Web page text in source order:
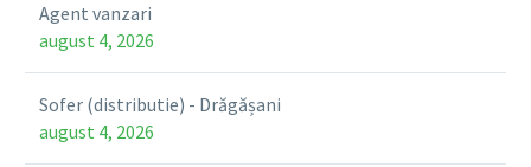
Agent vanzari
august 4, 2026
Sofer (distributie) - Drăgășani
august 4, 2026